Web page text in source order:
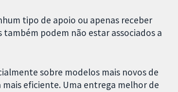
tipo de apoio ou apenas receber
podem não estar associados a
sobre modelos mais novos de
eficiente. Uma entrega melhor de